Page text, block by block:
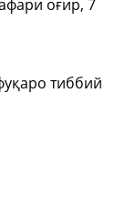
оғир, 7
тиббий